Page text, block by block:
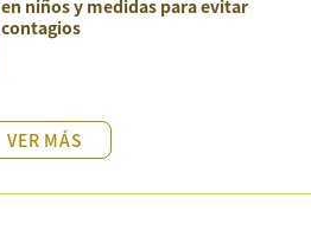
en niños y medidas para evitar
contagios
VER MÁS